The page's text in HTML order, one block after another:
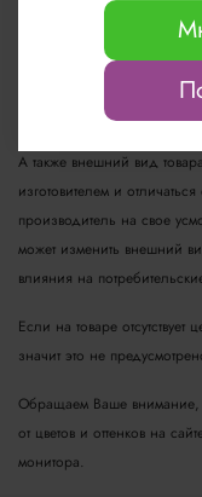
Информация о технических
изготовления и внешнем
основывается на
А также внешний вид
изготовителем и
производитель на свое
может изменить внешний
влияния на
Если на товаре
значит это не
Обращаем Ваше внимание,
от цветов и оттенков на
монитора.